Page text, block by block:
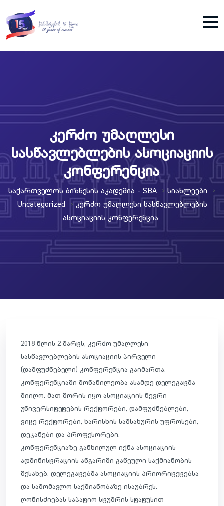
კერძო უმაღლესი
სასწავლებლების ასოციაციის
კონფერენცია
Საქართველოს Ბიზნესის Აკადემია - SBA > Სიახლეები >
Uncategorized > Კერძო Უმაღლესი Სასწავლებლების
Ასოციაციის Კონფერენცია
2018 წლის 2 მარტს, კერძო უმაღლესი
სასწავლებლების ასოციაციის პირველი
(დამფუძნებელი) კონფერენცია გაიმართა.
კონფერენციაში მონაწილეობა ასამდე დელეგატმა
მიიღო. მათ შორის იყო ასოციაციის წევრი
უნივერსიტეტების რექტორები, დამფუძნებლები,
ვიცე-რექტორები, ხარისხის სამსახურის უფროსები,
დეკანები და პროფესორები.
კონფერენციაზე განხილულ იქნა ასოციაციის
ადმინისტრაციის ანგარიში გაწეული საქმიანობის
შესახებ. დელეგატებმა ასოციაციის პრიორიტეტებსა
და სამომავლო საქმიანობაზე ისაუბრეს.
ღონისძიებას საპატიო სტუმრის სტატუსით